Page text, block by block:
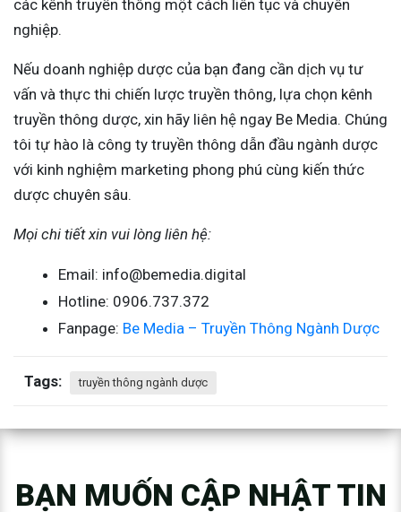
các kênh truyền thông một cách liên tục và chuyên
nghiệp.
Nếu doanh nghiệp dược của bạn đang cần dịch vụ tư
vấn và thực thi chiến lược truyền thông, lựa chọn kênh
truyền thông dược, xin hãy liên hệ ngay Be Media. Chúng
tôi tự hào là công ty truyền thông dẫn đầu ngành dược
với kinh nghiệm marketing phong phú cùng kiến thức
dược chuyên sâu.
Mọi chi tiết xin vui lòng liên hệ:
Email: info@bemedia.digital
Hotline: 0906.737.372
Fanpage: Be Media – Truyền Thông Ngành Dược
Tags: truyền thông ngành dược
BẠN MUỐN CẬP NHẬT TIN